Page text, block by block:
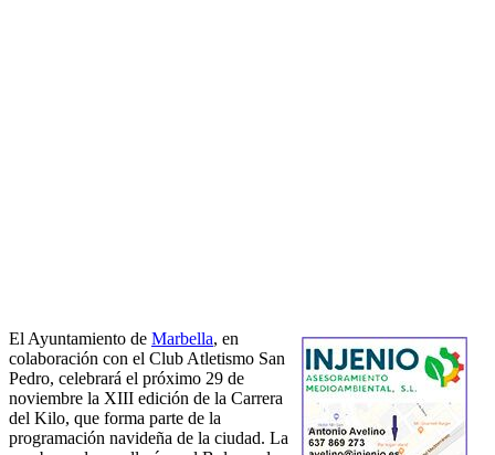
El Ayuntamiento de Marbella, en
colaboración con el Club Atletismo San
Pedro, celebrará el próximo 29 de
noviembre la XIII edición de la Carrera
del Kilo, que forma parte de la
programación navideña de la ciudad. La